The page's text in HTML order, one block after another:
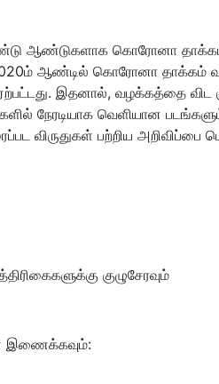
குழுசேரவும்
இணைக்கவும்:
ஆண்டுகளாக கொரோனா தாக்கம்
ஆண்டில் கொரோனா தாக்கம்
இதனால், வழக்கத்தை
நேரடியாக வெளியான
விருதுகள் பற்றிய அறிவிப்பை